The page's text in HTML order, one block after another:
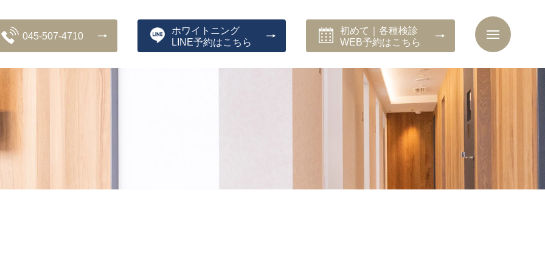
045-507-4710
ホワイトニング
LINE予約はこちら
初めて｜各種検診
WEB予約はこちら